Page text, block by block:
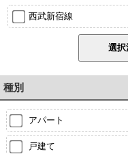
西武新宿線
種別
アパート
戸建て